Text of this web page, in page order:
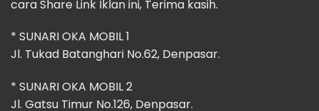
cara Share Link Iklan ini, Terima kasih.
* SUNARI OKA MOBIL 1
Jl. Tukad Batanghari No.62, Denpasar.
* SUNARI OKA MOBIL 2
Jl. Gatsu Timur No.126, Denpasar.